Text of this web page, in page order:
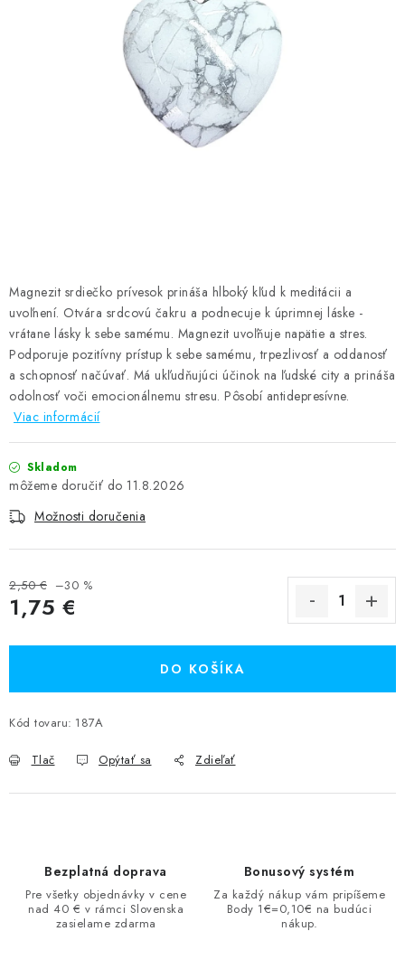
Poradňa
Recenzie zákazníkov
Magnezit srdiečko prívesok prináša hlboký kľud k meditácii a
uvoľnení. Otvára srdcovú čakru a podnecuje k úprimnej láske -
vrátane lásky k sebe samému. Magnezit uvoľňuje napätie a stres.
Podporuje pozitívny prístup k sebe samému, trpezlivosť a oddanosť
a schopnosť načúvať. Má ukľudňujúci účinok na ľudské city a prináša
odolnosť voči emocionálnemu stresu. Pôsobí antidepresívne.
Viac informácií
Skladom
11.8.2026
Možnosti doručenia
2,50 € –30 %
1,75 €
DO KOŠÍKA
Kód tovaru: 187A
Tlač Opýtať sa Zdieľať
Bezplatná doprava
Pre všetky objednávky v cene
nad 40 € v rámci Slovenska
zasielame zdarma
Bonusový systém
Za každý nákup vám pripíšeme
Body 1€=0,10€ na budúci
nákup.